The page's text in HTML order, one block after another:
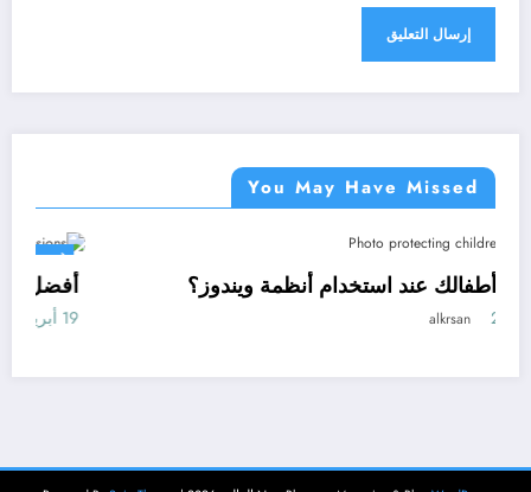
You May Have Missed
غير مصنف
كيف تحمي أطفالك عند استخدام أنظمة ويندوز؟
15 أبريل، 2026